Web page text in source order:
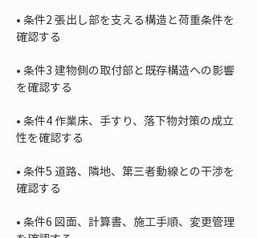
• 条件2 張出し部を支える構造と荷重条件を
• 条件3 建物側の取付部と既存構造への影響
• 条件4 作業床、手すり、落下物対策の成立
• 条件5 道路、隣地、第三者動線との干渉を
• 条件6 図面、計算書、施工手順、変更管理